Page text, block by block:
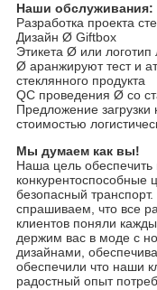
Наши обслуживания:
Разработка проекта
Дизайн Ø Giftbox
Этикета Ø или логотип
Ø аранжируют тест и
стеклянного продукта
QC проведения Ø со
Предложение
стоимостью
Мы думаем как вы!
Наша цель обеспечить
конкурентоспособные
безопасный
спрашиваем, что все
клиентов поняли
держим вас в моде с
дизайнами,
обеспечили что наши
радостный опыт